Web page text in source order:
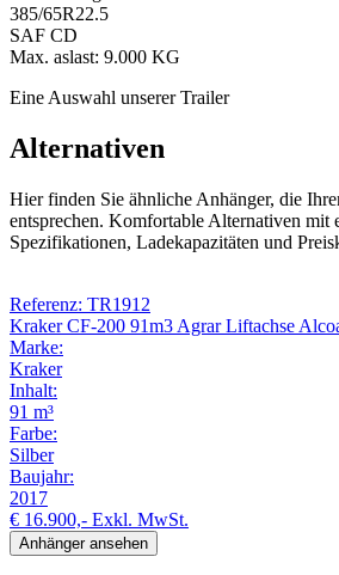
385/65R22.5
SAF CD
Max. aslast: 9.000 KG
Eine Auswahl unserer Trailer
Alternativen
Hier finden Sie ähnliche Anhänger, die
entsprechen. Komfortable Alternativen mit
Spezifikationen, Ladekapazitäten und
Referenz: TR1912
Kraker CF-200 91m3 Agrar Liftachse
Marke:
Kraker
Inhalt:
91 m³
Farbe:
Silber
Baujahr:
2017
€ 16.900,- Exkl. MwSt.
Anhänger ansehen